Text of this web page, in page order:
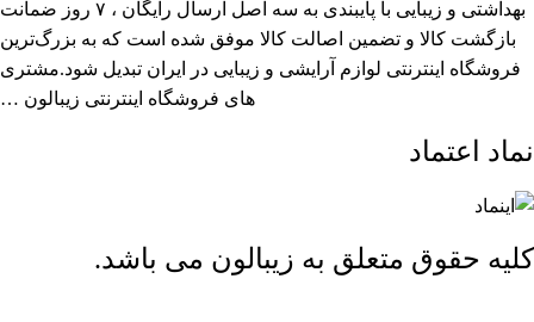
بهداشتی و زیبایی با پایبندی به سه اصل ارسال رایگان ، ۷ روز ضمانت
بازگشت کالا و تضمین اصالت کالا موفق شده است که به بزرگ‌ترین
فروشگاه اینترنتی لوازم آرایشی و زیبایی در ایران تبدیل شود.مشتری
های فروشگاه اینترنتی زیبالون …
نماد اعتماد
کلیه حقوق متعلق به زیبالون می باشد.